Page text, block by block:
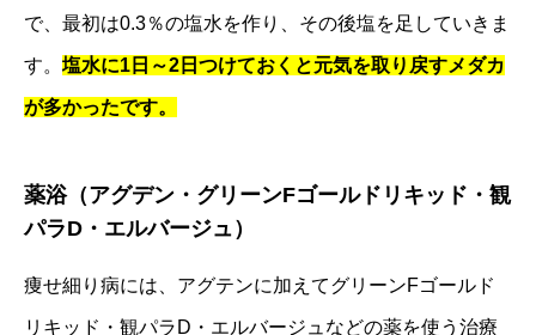
で、最初は0.3％の塩水を作り、その後塩を足していきま
す。 塩水に1日～2日つけておくと元気を取り戻すメダカ
が多かったです。
薬浴（アグデン・グリーンFゴールドリキッド・観
パラD・エルバージュ）
痩せ細り病には、アグテンに加えてグリーンFゴールド
リキッド・観パラD・エルバージュなどの薬を使う治療